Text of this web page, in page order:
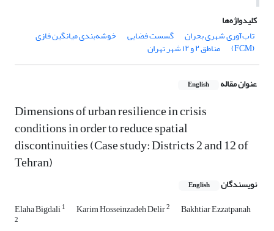
کلیدواژه‌ها
تاب‌آوری شهری بحران
گسست فضایی خوشه‌بندی میانگین فازی
(FCM) مناطق ۲ و ۱۲ شهر تهران
عنوان مقاله English
Dimensions of urban resilience in crisis
conditions in order to reduce spatial
discontinuities (Case study: Districts 2 and 12 of
Tehran)
نویسندگان English
Elaha Bigdali1 Karim Hosseinzadeh Delir2 Bakhtiar Ezzatpanah
2